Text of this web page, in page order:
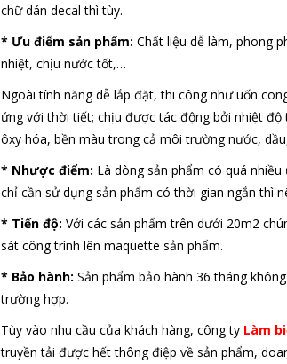
chữ dán decal thì tùy.
* Ưu điểm sản phẩm: Chất liệu dễ làm, phong
nhiệt, chịu nước tốt,…
Ngoài tính năng dễ lắp đặt, thi công như uốn
ứng với thời tiết; chịu được tác động bởi nhiệt
ôxy hóa, bền màu trong cả môi trường nước,
* Nhược điểm: Là dòng sản phẩm có quá
chỉ cần sử dụng sản phẩm có thời gian ngắn thì
* Tiến độ: Với các sản phẩm trên dưới 20m2
sát công trình lên maquette sản phẩm.
* Bảo hành: Sản phẩm bảo hành 36 tháng
trường hợp.
Tùy vào nhu cầu của khách hàng, công ty Làm
truyền tải được hết thông điệp về sản phẩm,